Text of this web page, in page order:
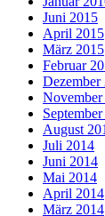
Juni 2015
April 2015
März 2015
Februar
Dezember
August
Juli 2014
Juni 2014
Mai 2014
April 2014
März 2014